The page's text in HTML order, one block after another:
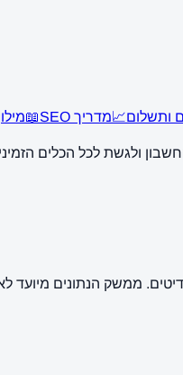
ותשלום📈מדריך SEO 📖
ממשק הנתונים מיועד